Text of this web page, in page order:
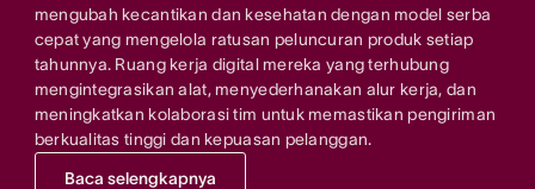
mengubah kecantikan dan kesehatan dengan model serba
cepat yang mengelola ratusan peluncuran produk setiap
tahunnya. Ruang kerja digital mereka yang terhubung
mengintegrasikan alat, menyederhanakan alur kerja, dan
meningkatkan kolaborasi tim untuk memastikan pengiriman
berkualitas tinggi dan kepuasan pelanggan.
Baca selengkapnya